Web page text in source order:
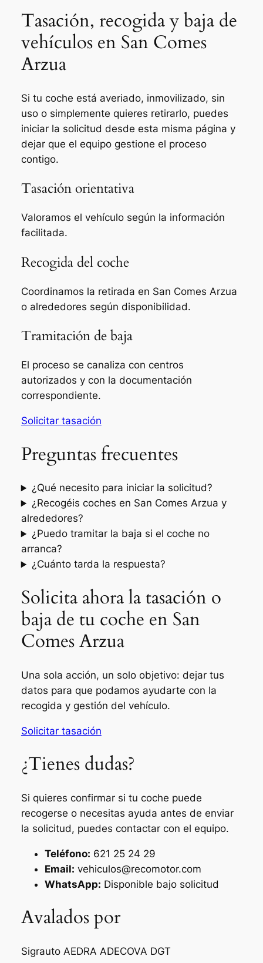
Tasación, recogida y baja de
vehículos en San Comes
Arzua
Si tu coche está averiado, inmovilizado, sin
uso o simplemente quieres retirarlo, puedes
iniciar la solicitud desde esta misma página y
dejar que el equipo gestione el proceso
contigo.
Tasación orientativa
Valoramos el vehículo según la información
facilitada.
Recogida del coche
Coordinamos la retirada en San Comes Arzua
o alrededores según disponibilidad.
Tramitación de baja
El proceso se canaliza con centros
autorizados y con la documentación
correspondiente.
Solicitar tasación
Preguntas frecuentes
¿Qué necesito para iniciar la solicitud?
¿Recogéis coches en San Comes Arzua y
alrededores?
¿Puedo tramitar la baja si el coche no
arranca?
¿Cuánto tarda la respuesta?
Solicita ahora la tasación o
baja de tu coche en San
Comes Arzua
Una sola acción, un solo objetivo: dejar tus
datos para que podamos ayudarte con la
recogida y gestión del vehículo.
Solicitar tasación
¿Tienes dudas?
Si quieres confirmar si tu coche puede
recogerse o necesitas ayuda antes de enviar
la solicitud, puedes contactar con el equipo.
Teléfono: 621 25 24 29
Email: vehiculos@recomotor.com
WhatsApp: Disponible bajo solicitud
Avalados por
Sigrauto AEDRA ADECOVA DGT